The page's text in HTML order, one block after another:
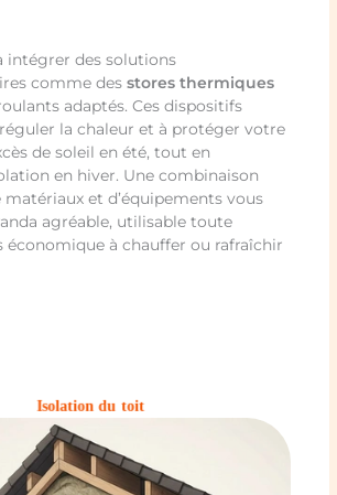
intégrer des solutions
comme des stores thermiques
adaptés. Ces dispositifs
la chaleur et à protéger votre
de soleil en été, tout en
en hiver. Une combinaison
et d’équipements vous
agréable, utilisable toute
économique à chauffer ou rafraîchir
Isolation du toit